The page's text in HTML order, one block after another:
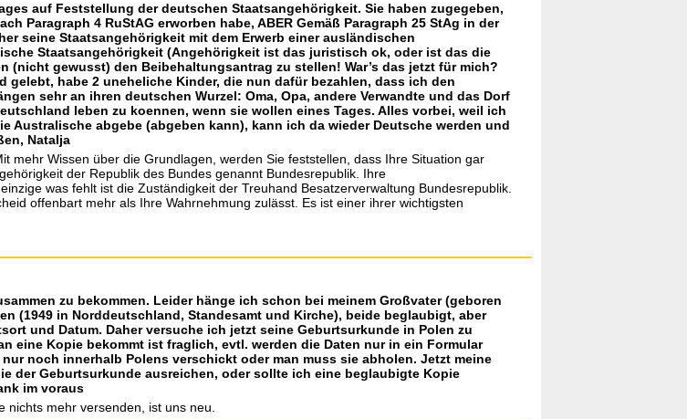
auf Feststellung der deutschen Staatsangehörigkeit. Sie haben zugegeben,
Paragraph 4 RuStAG erworben habe, ABER Gemäß Paragraph 25 StAg in der
seine Staatsangehörigkeit mit dem Erwerb einer ausländischen
Staatsangehörigkeit (Angehörigkeit ist das juristisch ok, oder ist das die
(nicht gewusst) den Beibehaltungsantrag zu stellen! War’s das jetzt für mich?
gelebt, habe 2 uneheliche Kinder, die nun dafür bezahlen, dass ich den
sehr an ihren deutschen Wurzel: Oma, Opa, andere Verwandte und das Dorf
leben zu koennen, wenn sie wollen eines Tages. Alles vorbei, weil ich
abgebe (abgeben kann), kann ich da wieder Deutsche werden und
Natalja
mehr Wissen über die Grundlagen, werden Sie feststellen, dass Ihre Situation gar
der Republik des Bundes genannt Bundesrepublik. Ihre
was fehlt ist die Zuständigkeit der Treuhand Besatzerverwaltung Bundesrepublik.
offenbart mehr als Ihre Wahrnehmung zulässt. Es ist einer ihrer wichtigsten
zu bekommen. Leider hänge ich schon bei meinem Großvater (geboren
(1949 in Norddeutschland, Standesamt und Kirche), beide beglaubigt, aber
und Datum. Daher versuche ich jetzt seine Geburtsurkunde in Polen zu
eine Kopie bekommt ist fraglich, evtl. werden die Daten nur in ein Formular
noch innerhalb Polens verschickt oder man muss sie abholen. Jetzt meine
der Geburtsurkunde ausreichen, oder sollte ich eine beglaubigte Kopie
im voraus
nichts mehr versenden, ist uns neu.